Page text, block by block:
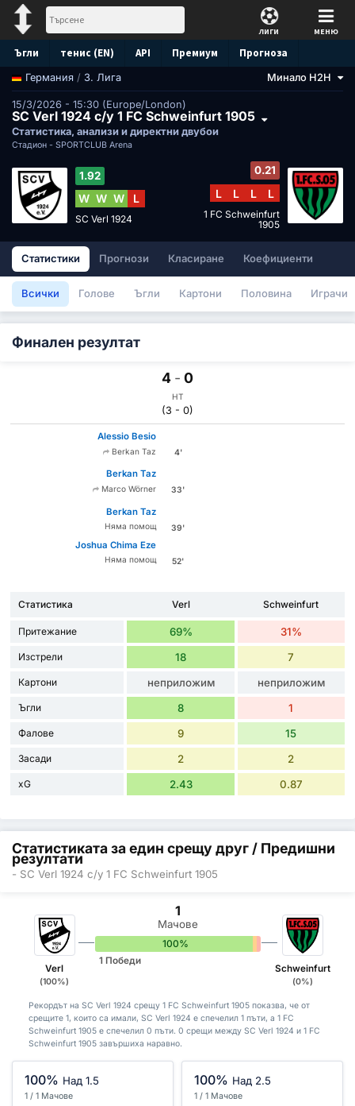
ЛИГИ МЕНЮ
Ъгли тенис (EN) API Премиум Прогноза
Германия / 3. Лига Минало H2H
15/3/2026 - 15:30 (Europe/London)
SC Verl 1924 с/у 1 FC Schweinfurt 1905
Статистика, анализи и директни двубои
Стадион - SPORTCLUB Arena
1.92
W W W L
SC Verl 1924
0.21
L L L L
1 FC Schweinfurt
1905
Статистики Прогнози Класиране Коефициенти
Всички Голове Ъгли Картони Половина Играчи
Финален резултат
4 - 0
HT
(3 - 0)
Alessio Besio
Berkan Taz 4'
Berkan Taz
Marco Wörner 33'
Berkan Taz
Няма помощ 39'
Joshua Chima Eze
Няма помощ 52'
Статистика Verl Schweinfurt
Притежание 69% 31%
Изстрели 18 7
Картони неприложим неприложим
Ъгли 8 1
Фалове 9 15
Засади 2 2
xG 2.43 0.87
Статистиката за един срещу друг / Предишни
резултати
- SC Verl 1924 с/у 1 FC Schweinfurt 1905
Verl
(100%)
1
Мачове
100% 0%
0%
1 Победи
Schweinfurt
(0%)
Рекордът на SC Verl 1924 срещу 1 FC Schweinfurt 1905 показва, че от
срещите 1, които са имали, SC Verl 1924 е спечелил 1 пъти, а 1 FC
Schweinfurt 1905 е спечелил 0 пъти. 0 срещи между SC Verl 1924 и 1 FC
Schweinfurt 1905 завършиха наравно.
100% Над 1.5
1 / 1 Мачове
100% Над 2.5
1 / 1 Мачове